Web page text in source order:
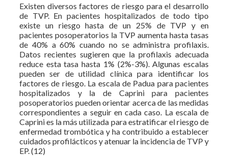
Existen diversos factores de riesgo para el desarrollo
de TVP. En pacientes hospitalizados de todo tipo
existe un riesgo hasta de un 25% de TVP y en
pacientes posoperatorios la TVP aumenta hasta tasas
de 40% a 60% cuando no se administra profilaxis.
Datos recientes sugieren que la profilaxis adecuada
reduce esta tasa hasta 1% (2%-3%). Algunas escalas
pueden ser de utilidad clínica para identificar los
factores de riesgo. La escala de Padua para pacientes
hospitalizados y la de Caprini para pacientes
posoperatorios pueden orientar acerca de las medidas
correspondientes a seguir en cada caso. La escala de
Caprini es la más utilizada para estratificar el riesgo de
enfermedad trombótica y ha contribuido a establecer
cuidados profilácticos y atenuar la incidencia de TVP y
EP. (12)